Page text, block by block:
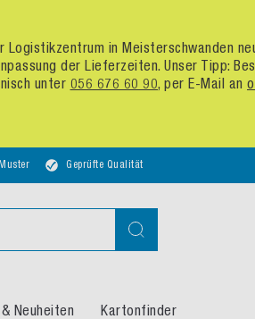
in Meisterschwanden
der Lieferzeiten. Unser Tipp:
unter 056 676 60 90, per E-Mail an
Geprüfte Qualität
Suche
Neuheiten Kartonfinder